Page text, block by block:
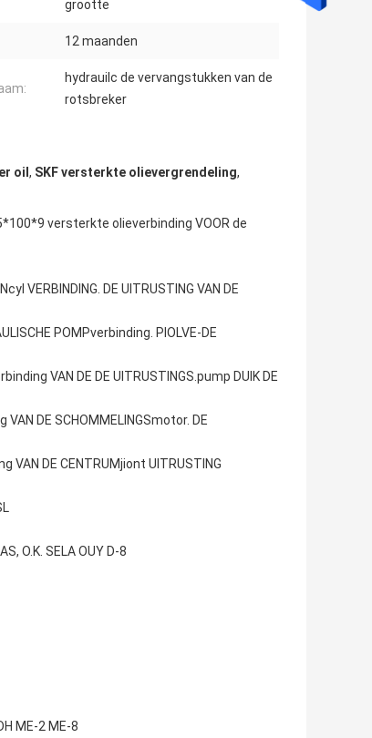
grootte
12 maanden
hydrauilc de vervangstukken van de
rotsbreker
oil, SKF versterkte olievergrendeling,
versterkte olieverbinding VOOR de
VERBINDING. DE UITRUSTING VAN DE
POMPverbinding. PIOLVE-DE
VAN DE DE UITRUSTINGS.pump DUIK DE
VAN DE SCHOMMELINGSmotor. DE
VAN DE CENTRUMjiont UITRUSTING
O.K. SELA OUY D-8
ME-2 ME-8